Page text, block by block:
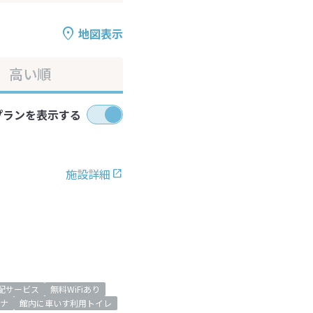
地図表示
高い順
ンを表示する
施設詳細
サービス
無料WiFiあり
館内に車いす利用トイレ